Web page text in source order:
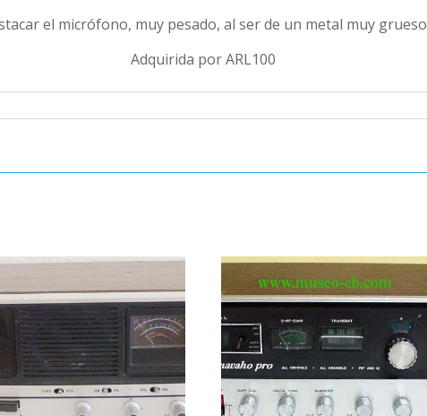
el micrófono, muy pesado, al ser de un metal muy grueso
Adquirida por ARL100